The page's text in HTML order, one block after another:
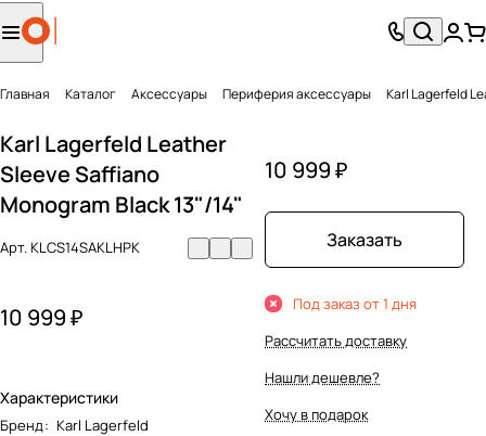
Главная Каталог Аксесcуары Периферия аксессуары Karl Lagerfeld
Karl Lagerfeld Leather
Sleeve Saffiano
Monogram Black 13"/14"
Арт.KLCS14SAKLHPK
10 999 ₽
Характеристики
Бренд: Karl Lagerfeld
10 999 ₽
Заказать
Под заказ от 1 дня
Рассчитать доставку
Нашли дешевле?
Хочу в подарок